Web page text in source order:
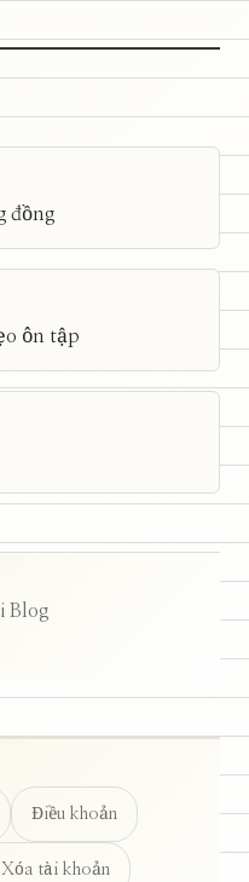
đồng
ôn tập
Blog
Điều khoản
Xóa tài khoản